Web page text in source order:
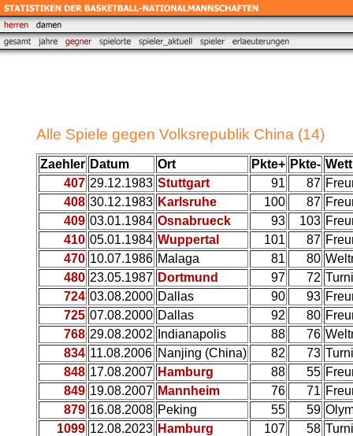
Alle Spiele gegen Volksrepublik China (14)
Zaehler Datum Ort Pkte+ Pkte-
407 29.12.1983 Stuttgart 91 87
408 30.12.1983 Karlsruhe 100 87
409 03.01.1984 Osnabrueck 93 103
410 05.01.1984 Wuppertal 101 87
470 10.07.1986 Malaga 81 80
480 23.05.1987 Dortmund 97 72
724 03.08.2000 Dallas 90 93
725 07.08.2000 Dallas 92 80
768 29.08.2002 Indianapolis 88 76
834 11.08.2006 Nanjing (China) 82 73
848 17.08.2007 Hamburg 88 55
849 19.08.2007 Mannheim 76 71
879 16.08.2008 Peking 55 59
1099 12.08.2023 Hamburg 107 58